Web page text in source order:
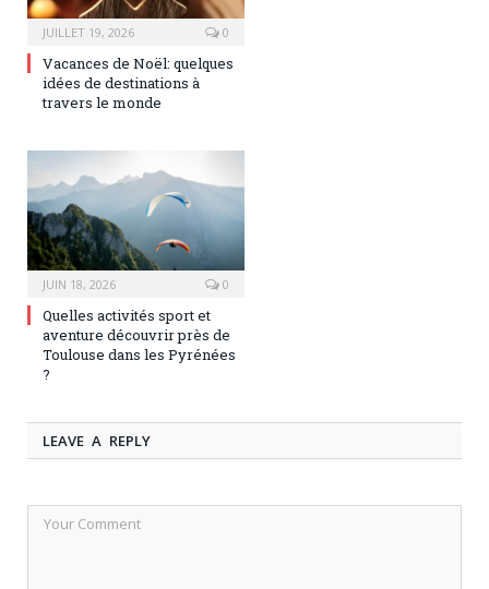
JUILLET 19, 2026 0
Vacances de Noël: quelques
idées de destinations à
travers le monde
JUIN 18, 2026 0
Quelles activités sport et
aventure découvrir près de
Toulouse dans les Pyrénées
?
LEAVE A REPLY